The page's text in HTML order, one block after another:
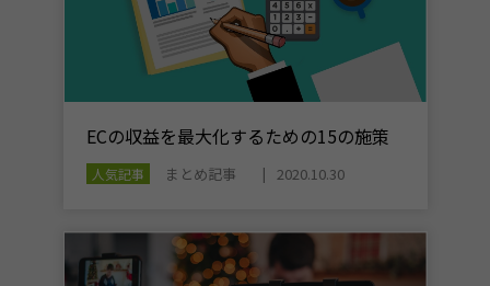
ECの収益を最大化するための15の施策
人気記事 まとめ記事 2020.10.30